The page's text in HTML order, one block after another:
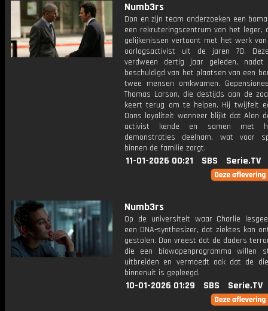
Numb3rs
Don en zijn team onderzoeken een
een rekruteringscentrum van het leger,
gelijkenissen vertoont met het werk
oorlogsactivist uit de jaren 70.
verdween dertig jaar geleden,
beschuldigd van het plaatsen van een
twee mensen omkwamen.
Thomas Larson, die destijds aan de
keert terug om te helpen. Hij twijfelt
Dons loyaliteit wanneer blijkt dat Alan
activist kende en samen met
demonstraties deelnam, wat voor
binnen de familie zorgt.
11-01-2026 00:21 SBS Serie.TV
Numb3rs
Op de universiteit waar Charlie
een DNA-synthesizer, dat ziektes kan
gestolen. Don vreest dat de daders
die een biowapenprogramma willen
uitbreiden en vermoedt ook dat de
binnenuit is gepleegd.
10-01-2026 01:29 SBS Serie.TV